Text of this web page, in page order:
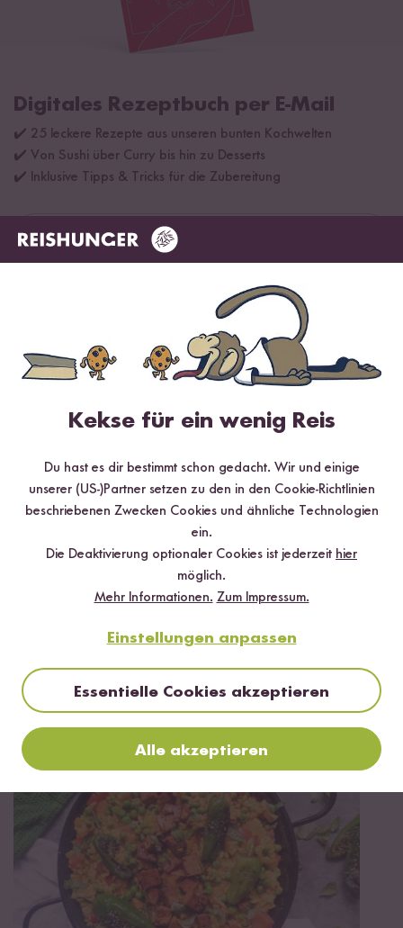
Digitales Rezeptbuch per E-Mail
✔️ 25 leckere Rezepte aus unseren bunten Kochwelten
✔️ Von Sushi über Curry bis hin zu Desserts
✔️ Inklusive Tipps & Tricks für die Zubereitung
Jetzt sichern
*Das Digitale Rezeptbuch wird dir nach vollständiger Anmeldung zum Newsletter
per E-Mail zugeschickt.
Vegan
Vegane Paella mit Erbsenschnetzeln
Kekse für ein wenig Reis
Du hast es dir bestimmt schon gedacht. Wir und einige
unserer (US-)Partner setzen zu den in den Cookie-Richtlinien
beschriebenen Zwecken Cookies und ähnliche Technologien
ein.
Die Deaktivierung optionaler Cookies ist jederzeit hier
möglich.
Mehr Informationen. Zum Impressum.
Einstellungen anpassen
Essentielle Cookies akzeptieren
Alle akzeptieren